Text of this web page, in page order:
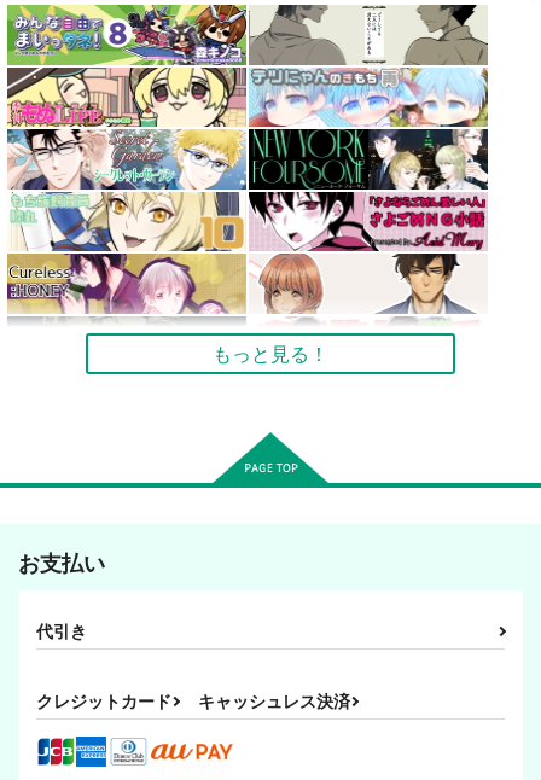
もっと見る！
お支払い
代引き
クレジットカード キャッシュレス決済